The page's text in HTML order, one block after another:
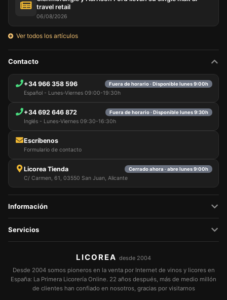
travel retail
06/08/2026
Ver todos los artículos
Contacto
+34 966 358 596 Fuera de horario · Disponible lunes 9:00h
Español - Lunes-Viernes 09:00-19:30h
+34 692 646 872 Fuera de horario · Disponible lunes 9:30h
Inglés - Lunes-Viernes 09:30-16:30h
Escríbenos
Formulario de contacto
Licorea Tienda Cerrado ahora · abre lunes 9:00h
C/ Carmen, 61, 03550 San Juan, Alicante
Información
Servicios
LICOREA desde 2004
Desde 2004 somos pioneros en la venta por Internet de vinos y licores en
España: La Primera Licorería Online. 22 años después, más de medio millón
de clientes han confiado en nosotros, gracias por visitarnos